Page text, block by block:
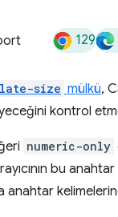
129
size mülkü,
kontrol
numeric-only
bu
anahtar